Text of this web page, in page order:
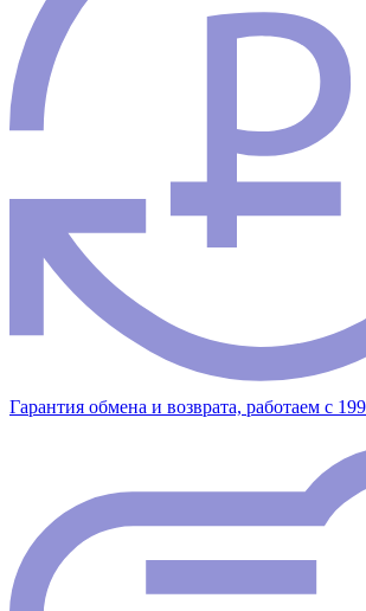
Гарантия обмена и возврата, работаем с